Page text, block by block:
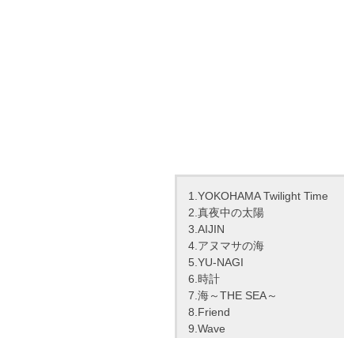
1.YOKOHAMA Twilight Time
2.真夜中の太陽
3.AIJIN
4.アヌマサの海
5.YU-NAGI
6.時計
7.海～THE SEA～
8.Friend
9.Wave